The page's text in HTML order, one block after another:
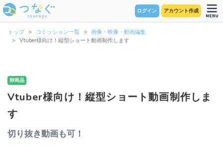
ログイン アカウント作成
トップ コミッション一覧
画像・映像・動画編集
Vtuber様向け！縦型ショート動画制作します
卵商品
Vtuber様向け！縦型ショート動画制作しま
す
切り抜き動画も可！